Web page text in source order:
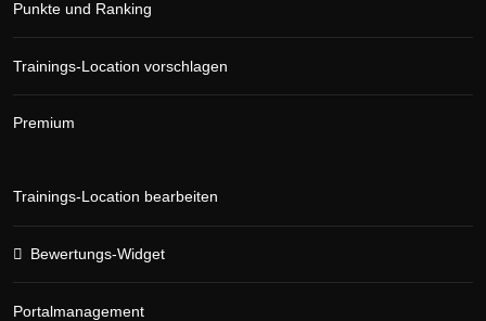
Punkte und Ranking
Trainings-Location vorschlagen
Premium
Trainings-Location bearbeiten
Bewertungs-Widget
Portalmanagement